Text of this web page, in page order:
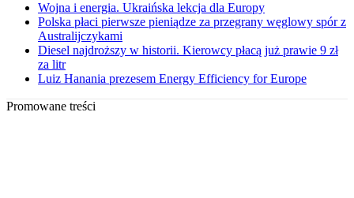
Wojna i energia. Ukraińska lekcja dla Europy
Polska płaci pierwsze pieniądze za przegrany węglowy spór z
Australijczykami
Diesel najdroższy w historii. Kierowcy płacą już prawie 9 zł
za litr
Luiz Hanania prezesem Energy Efficiency for Europe
Promowane treści